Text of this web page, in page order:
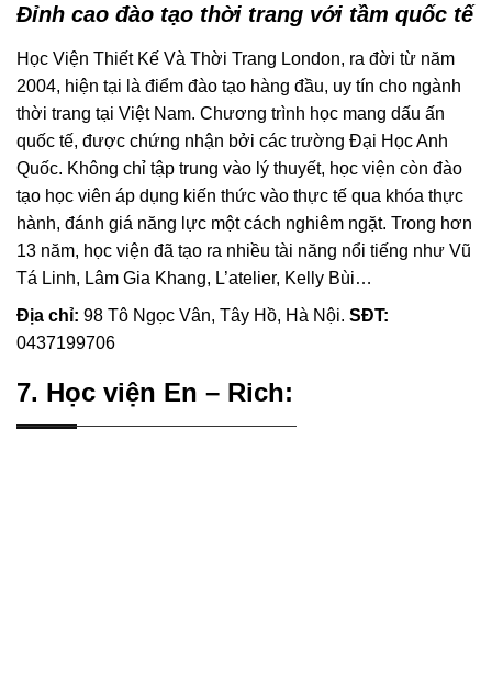
Đỉnh cao đào tạo thời trang với tầm quốc tế
Học Viện Thiết Kế Và Thời Trang London, ra đời từ năm
2004, hiện tại là điểm đào tạo hàng đầu, uy tín cho ngành
thời trang tại Việt Nam. Chương trình học mang dấu ấn
quốc tế, được chứng nhận bởi các trường Đại Học Anh
Quốc. Không chỉ tập trung vào lý thuyết, học viện còn đào
tạo học viên áp dụng kiến thức vào thực tế qua khóa thực
hành, đánh giá năng lực một cách nghiêm ngặt. Trong hơn
13 năm, học viện đã tạo ra nhiều tài năng nổi tiếng như Vũ
Tá Linh, Lâm Gia Khang, L’atelier, Kelly Bùi…
Địa chỉ: 98 Tô Ngọc Vân, Tây Hồ, Hà Nội. SĐT:
0437199706
7. Học viện En – Rich: